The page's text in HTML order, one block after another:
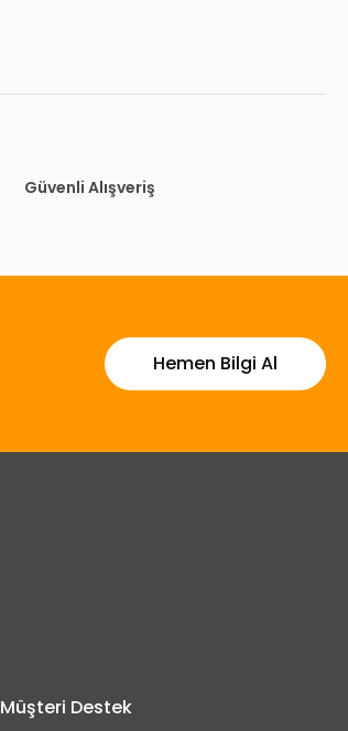
Güvenli Alışveriş
Hemen Bilgi Al
Müşteri Destek